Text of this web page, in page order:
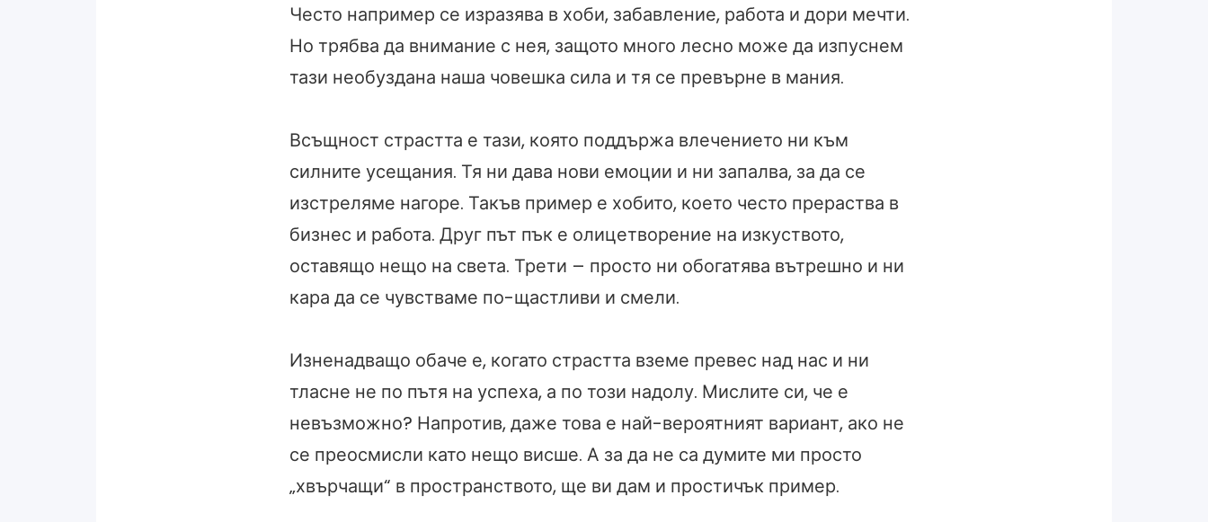
Често например се изразява в хоби, забавление, работа и дори мечти.
Но трябва да внимание с нея, защото много лесно може да изпуснем
тази необуздана наша човешка сила и тя се превърне в мания.
Всъщност страстта е тази, която поддържа влечението ни към
силните усещания. Тя ни дава нови емоции и ни запалва, за да се
изстреляме нагоре. Такъв пример е хобито, което често прераства в
бизнес и работа. Друг път пък е олицетворение на изкуството,
оставящо нещо на света. Трети – просто ни обогатява вътрешно и ни
кара да се чувстваме по-щастливи и смели.
Изненадващо обаче е, когато страстта вземе превес над нас и ни
тласне не по пътя на успеха, а по този надолу. Мислите си, че е
невъзможно? Напротив, даже това е най-вероятният вариант, ако не
се преосмисли като нещо висше. А за да не са думите ми просто
„хвърчащи“ в пространството, ще ви дам и простичък пример.